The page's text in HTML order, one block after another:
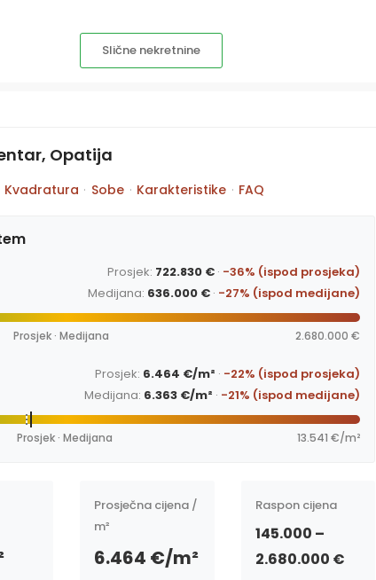
Slične nekretnine
Opatija
Kvadratura · Sobe · Karakteristike · FAQ
Prosjek: 722.830 € · -36% (ispod prosjeka)
Medijana: 636.000 € · -27% (ispod medijane)
Prosjek · Medijana 2.680.000 €
Prosjek: 6.464 €/m² · -22% (ispod prosjeka)
Medijana: 6.363 €/m² · -21% (ispod medijane)
Prosjek · Medijana 13.541 €/m²
Prosječna cijena /
m²
6.464 €/m²
Raspon cijena
145.000 –
2.680.000 €